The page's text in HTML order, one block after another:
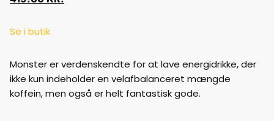
Se i butik
Monster er verdenskendte for at lave energidrikke, der
ikke kun indeholder en velafbalanceret mængde
koffein, men også er helt fantastisk gode.